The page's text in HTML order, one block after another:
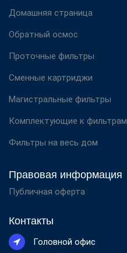
Домашняя страница
Обратный осмос
Проточные фильтры
Сменные картриджи
Магистральные фильтры
Комплектующие к фильтрам
Фильтры на весь дом
Правовая информация
Публичная оферта
Контакты
Головной офис